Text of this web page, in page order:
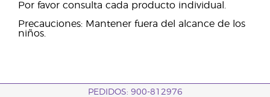
Por favor consulta cada producto individual.
Precauciones: Mantener fuera del alcance de los
niños.
PEDIDOS: 900-812976